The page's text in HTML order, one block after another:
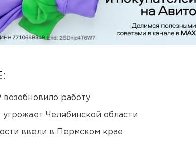
работу
угрожает Челябинской области
ввели в Пермском крае